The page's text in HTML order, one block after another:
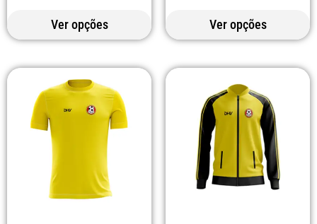
Ver opções Ver opções